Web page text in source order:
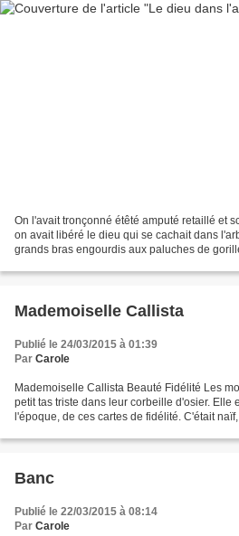
On l'avait tronçonné étêté amputé retaillé et
on avait libéré le dieu qui se cachait dans
grands bras engourdis aux paluches de
Mademoiselle Callista
Publié le 24/03/2015 à 01:39
Par Carole
Mademoiselle Callista Beauté Fidélité Les
petit tas triste dans leur corbeille d'osier. Elle
l'époque, de ces cartes de fidélité. C'était
Banc
Publié le 22/03/2015 à 08:14
Par Carole